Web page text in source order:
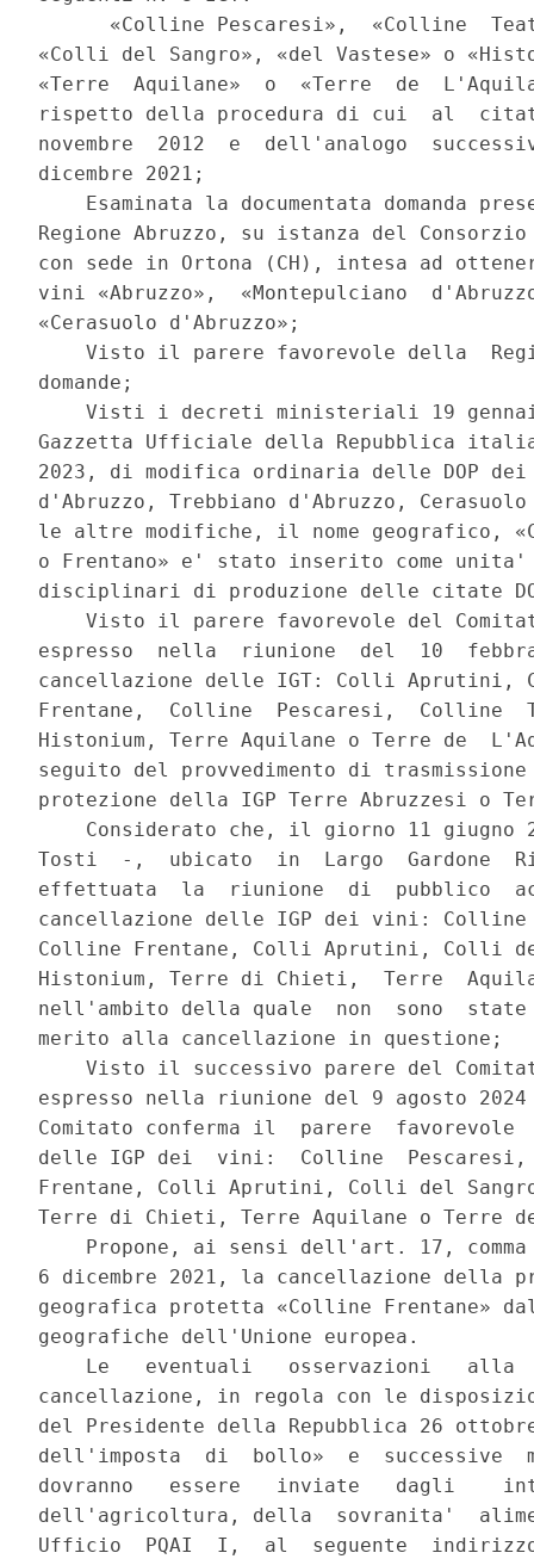
«Colline Pescaresi»,  «Colline
«Colli del Sangro», «del Vastese» o
«Terre  Aquilane»  o  «Terre  de
rispetto della procedura di cui  al
novembre  2012  e  dell'analogo
dicembre 2021;
Esaminata la documentata domanda
Regione Abruzzo, su istanza del
con sede in Ortona (CH), intesa ad
vini «Abruzzo»,  «Montepulciano
«Cerasuolo d'Abruzzo»;
Visto il parere favorevole della
domande;
Visti i decreti ministeriali 19
Gazzetta Ufficiale della Repubblica
2023, di modifica ordinaria delle DOP dei
d'Abruzzo, Trebbiano d'Abruzzo,
le altre modifiche, il nome geografico,
o Frentano» e' stato inserito come
disciplinari di produzione delle citate
Visto il parere favorevole del
espresso  nella  riunione  del  10
cancellazione delle IGT: Colli
Frentane,  Colline  Pescaresi,  Colline
Histonium, Terre Aquilane o Terre de
seguito del provvedimento di
protezione della IGP Terre Abruzzesi o
Considerato che, il giorno 11 giugno
Tosti  -,  ubicato  in  Largo  Gardone
effettuata  la  riunione  di  pubblico
cancellazione delle IGP dei vini:
Colline Frentane, Colli Aprutini, Colli
Histonium, Terre di Chieti,  Terre
nell'ambito della quale  non  sono
merito alla cancellazione in questione;
Visto il successivo parere del
espresso nella riunione del 9 agosto
Comitato conferma il  parere
delle IGP dei  vini:  Colline
Frentane, Colli Aprutini, Colli del
Terre di Chieti, Terre Aquilane o Terre
Propone, ai sensi dell'art. 17,
6 dicembre 2021, la cancellazione della
geografica protetta «Colline Frentane»
geografiche dell'Unione europea.
Le   eventuali   osservazioni   alla
cancellazione, in regola con le
del Presidente della Repubblica 26
dell'imposta  di  bollo»  e  successive
dovranno   essere   inviate   dagli
dell'agricoltura, della  sovranita'
Ufficio  PQAI  I,  al  seguente